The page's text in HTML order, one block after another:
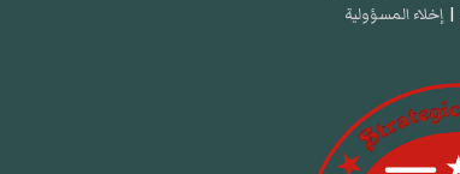
| إخلاء المسؤولية